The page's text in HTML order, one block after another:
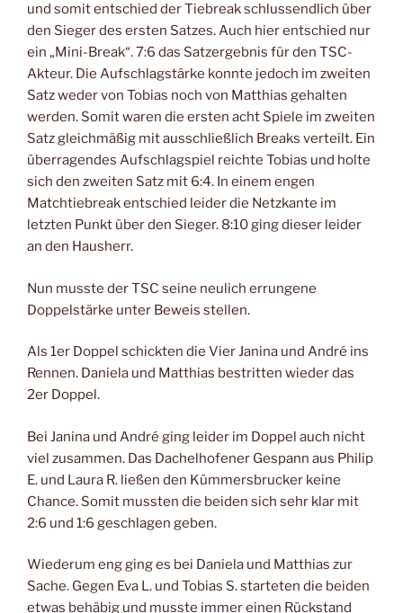
und somit entschied der Tiebreak schlussendlich über
den Sieger des ersten Satzes. Auch hier entschied nur
ein „Mini-Break“. 7:6 das Satzergebnis für den TSC-
Akteur. Die Aufschlagstärke konnte jedoch im zweiten
Satz weder von Tobias noch von Matthias gehalten
werden. Somit waren die ersten acht Spiele im zweiten
Satz gleichmäßig mit ausschließlich Breaks verteilt. Ein
überragendes Aufschlagspiel reichte Tobias und holte
sich den zweiten Satz mit 6:4. In einem engen
Matchtiebreak entschied leider die Netzkante im
letzten Punkt über den Sieger. 8:10 ging dieser leider
an den Hausherr.
Nun musste der TSC seine neulich errungene
Doppelstärke unter Beweis stellen.
Als 1er Doppel schickten die Vier Janina und André ins
Rennen. Daniela und Matthias bestritten wieder das
2er Doppel.
Bei Janina und André ging leider im Doppel auch nicht
viel zusammen. Das Dachelhofener Gespann aus Philip
E. und Laura R. ließen den Kümmersbrucker keine
Chance. Somit mussten die beiden sich sehr klar mit
2:6 und 1:6 geschlagen geben.
Wiederum eng ging es bei Daniela und Matthias zur
Sache. Gegen Eva L. und Tobias S. starteten die beiden
etwas behäbig und musste immer einen Rückstand